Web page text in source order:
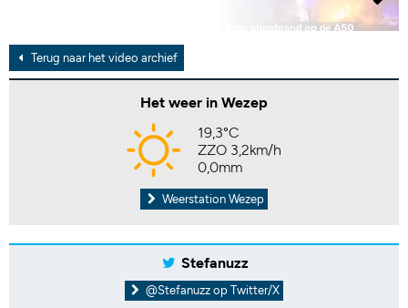
Terug naar het video archief
Het weer in Wezep
19,3°C
ZZO 3,2km/h
0,0mm
Weerstation Wezep
Stefanuzz
@Stefanuzz op Twitter/X